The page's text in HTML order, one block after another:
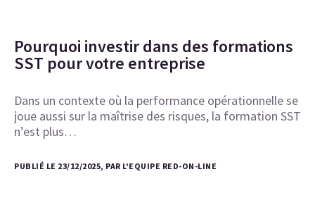
Pourquoi investir dans des formations
SST pour votre entreprise
Dans un contexte où la performance opérationnelle se
joue aussi sur la maîtrise des risques, la formation SST
n’est plus…
PUBLIÉ LE 23/12/2025, PAR L'EQUIPE RED-ON-LINE